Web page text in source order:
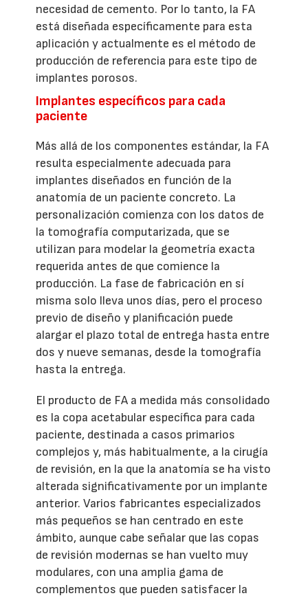
necesidad de cemento. Por lo tanto, la FA
está diseñada específicamente para esta
aplicación y actualmente es el método de
producción de referencia para este tipo de
implantes porosos.
Implantes específicos para cada
paciente
Más allá de los componentes estándar, la FA
resulta especialmente adecuada para
implantes diseñados en función de la
anatomía de un paciente concreto. La
personalización comienza con los datos de
la tomografía computarizada, que se
utilizan para modelar la geometría exacta
requerida antes de que comience la
producción. La fase de fabricación en sí
misma solo lleva unos días, pero el proceso
previo de diseño y planificación puede
alargar el plazo total de entrega hasta entre
dos y nueve semanas, desde la tomografía
hasta la entrega.
El producto de FA a medida más consolidado
es la copa acetabular específica para cada
paciente, destinada a casos primarios
complejos y, más habitualmente, a la cirugía
de revisión, en la que la anatomía se ha visto
alterada significativamente por un implante
anterior. Varios fabricantes especializados
más pequeños se han centrado en este
ámbito, aunque cabe señalar que las copas
de revisión modernas se han vuelto muy
modulares, con una amplia gama de
complementos que pueden satisfacer la